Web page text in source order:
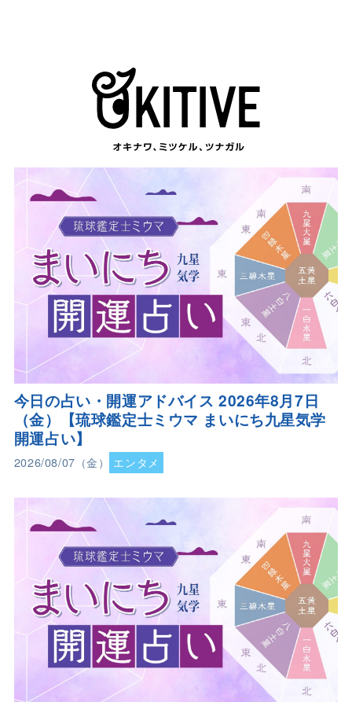
今日の占い・開運アドバイス 2026年8月7日
（金）【琉球鑑定士ミウマ まいにち九星気学
開運占い】
2026/08/07（金） エンタメ